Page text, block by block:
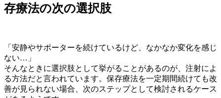
存療法の次の選択肢
「安静やサポーターを続けているけど、なかなか変化を感じ
ない…」
そんなときに選択肢として挙がることがあるのが、注射によ
る方法だと言われています。保存療法を一定期間続けても改
善が見られない場合、次のステップとして検討されるケース